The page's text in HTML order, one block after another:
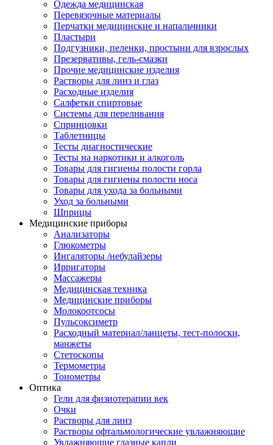
Одежда медицинская
Перевязочные материалы
Перчатки медицинские и напальчники
Пластыри
Подгузники, пеленки, простыни для взрослых
Презервативы, гель-смазки
Прочие медицинские изделия
Растворы для линз и глаз
Расходные изделия
Салфетки спиртовые
Системы для переливания
Спринцовки
Таблетницы
Тесты диагностические
Тесты на наркотики и алкоголь
Товары для гигиены полости горла
Товары для гигиены полости носа
Товары для ухода за больными
Уход за больными
Шприцы
Медицинские приборы
Анализаторы
Глюкометры
Ингаляторы /небулайзеры
Ирригаторы
Массажеры
Медицинская техника
Медицинские приборы
Молокоотсосы
Пульсоксиметр
Расходный материал/ланцеты, тест-полоски,
манжеты
Стетоскопы
Термометры
Тонометры
Оптика
Гели для физиотерапии век
Очки
Растворы для линз
Растворы офтальмологические увлажняющие
Увлажняющие глазные капли